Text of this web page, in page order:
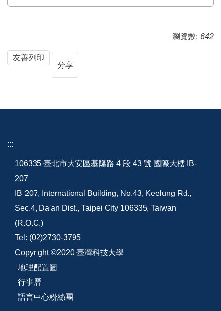
瀏覽數: 642
友善列印
分享
:::
106335 臺北市大安區基隆路 4 段 43 號 國際大樓 IB-
207
IB-207, International Building, No.43, Keelung Rd.,
Sec.4, Da'an Dist., Taipei City 106335, Taiwan
(R.O.C.)
Tel: (02)2730-3795
Copyright ©2020 臺灣科技大學
地理配置圖
行事曆
語言中心粉絲團